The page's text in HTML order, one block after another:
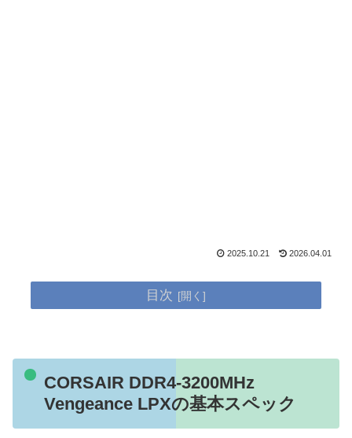
2025.10.21 2026.04.01
目次
CORSAIR DDR4-3200MHz
Vengeance LPXの基本スペック